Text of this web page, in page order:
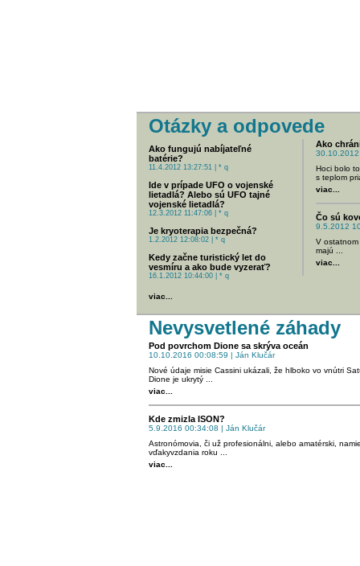
Otázky a odpovede
Ako
Hoci bolo
s teplom
viac...
Čo sú
9.5.2012
V
majú ...
viac...
Ako fungujú nabíjateľné
batérie?
11.4.2012 13:27:51 | * q
Ide v prípade UFO o vojenské
lietadlá? Alebo sú UFO tajné
vojenské lietadlá?
12.3.2012 11:47:06 | * q
Je kryoterapia bezpečná?
1.2.2012 12:08:02 | * q
Kedy začne turistický let do
vesmíru a ako bude vyzerať?
16.1.2012 10:44:00 | * q
viac...
Nevysvetlené záhady
Pod povrchom Dione sa skrýva oceán
10.10.2016 00:08:59 | Ján Klučár
Nové údaje misie Cassini ukázali, že hlboko vo vnútri
Dione je ukrytý ...
viac...
Kde zmizla ISON?
5.9.2016 00:34:08 | Ján Klučár
Astronómovia, či už profesionálni, alebo amatérski,
vďakyvzdania roku ...
viac...